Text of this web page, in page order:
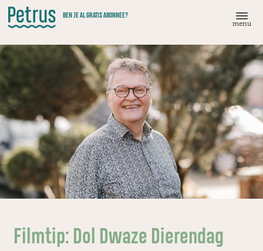
Doorgaan
naar
hoofdinhoud
BEN JE AL GRATIS ABONNEE?
menu
Filmtip: Dol Dwaze Dierendag